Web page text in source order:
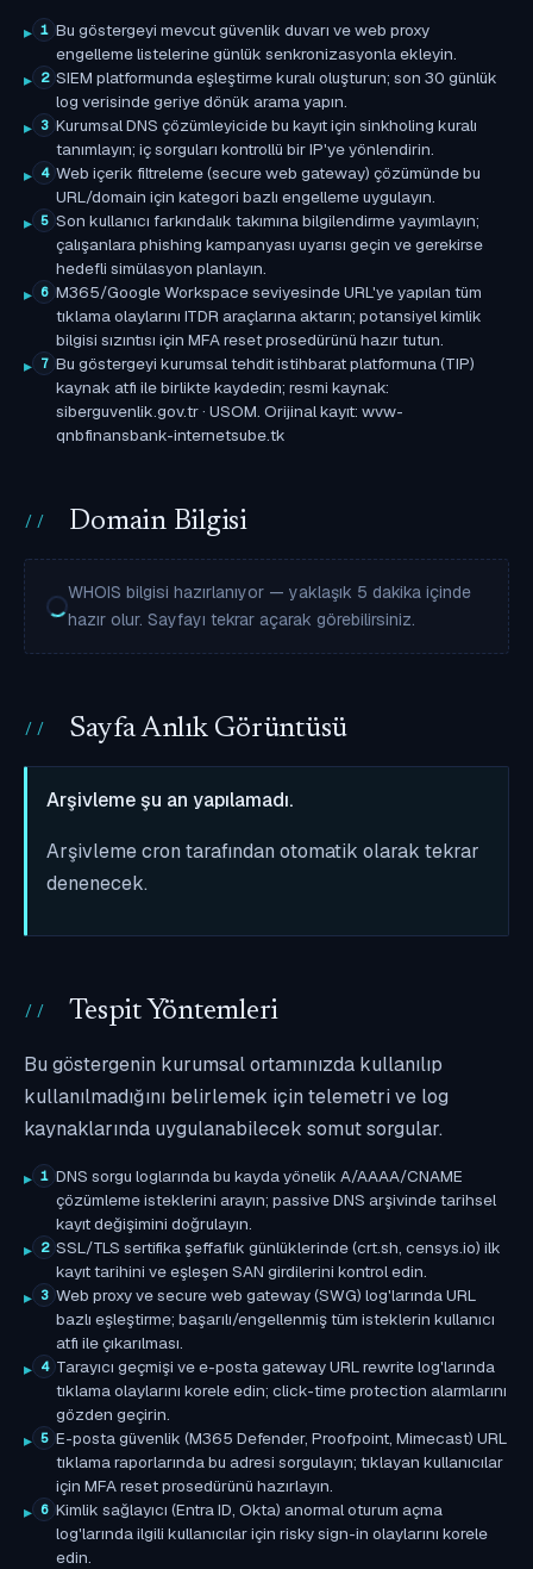
1 Bu göstergeyi mevcut güvenlik duvarı ve web proxy
engelleme listelerine günlük senkronizasyonla ekleyin.
2 SIEM platformunda eşleştirme kuralı oluşturun; son 30 günlük
log verisinde geriye dönük arama yapın.
3 Kurumsal DNS çözümleyicide bu kayıt için sinkholing kuralı
tanımlayın; iç sorguları kontrollü bir IP'ye yönlendirin.
4 Web içerik filtreleme (secure web gateway) çözümünde bu
URL/domain için kategori bazlı engelleme uygulayın.
5 Son kullanıcı farkındalık takımına bilgilendirme yayımlayın;
çalışanlara phishing kampanyası uyarısı geçin ve gerekirse
hedefli simülasyon planlayın.
6 M365/Google Workspace seviyesinde URL'ye yapılan tüm
tıklama olaylarını ITDR araçlarına aktarın; potansiyel kimlik
bilgisi sızıntısı için MFA reset prosedürünü hazır tutun.
7 Bu göstergeyi kurumsal tehdit istihbarat platformuna (TIP)
kaynak atfı ile birlikte kaydedin; resmi kaynak:
siberguvenlik.gov.tr · USOM. Orijinal kayıt: wvw-
qnbfinansbank-internetsube.tk
Domain Bilgisi
WHOIS bilgisi hazırlanıyor — yaklaşık 5 dakika içinde
hazır olur. Sayfayı tekrar açarak görebilirsiniz.
Sayfa Anlık Görüntüsü
Arşivleme şu an yapılamadı.
Arşivleme cron tarafından otomatik olarak tekrar
denenecek.
Tespit Yöntemleri
Bu göstergenin kurumsal ortamınızda kullanılıp
kullanılmadığını belirlemek için telemetri ve log
kaynaklarında uygulanabilecek somut sorgular.
1 DNS sorgu loglarında bu kayda yönelik A/AAAA/CNAME
çözümleme isteklerini arayın; passive DNS arşivinde tarihsel
kayıt değişimini doğrulayın.
2 SSL/TLS sertifika şeffaflık günlüklerinde (crt.sh, censys.io) ilk
kayıt tarihini ve eşleşen SAN girdilerini kontrol edin.
3 Web proxy ve secure web gateway (SWG) log'larında URL
bazlı eşleştirme; başarılı/engellenmiş tüm isteklerin kullanıcı
atfı ile çıkarılması.
4 Tarayıcı geçmişi ve e-posta gateway URL rewrite log'larında
tıklama olaylarını korele edin; click-time protection alarmlarını
gözden geçirin.
5 E-posta güvenlik (M365 Defender, Proofpoint, Mimecast) URL
tıklama raporlarında bu adresi sorgulayın; tıklayan kullanıcılar
için MFA reset prosedürünü hazırlayın.
6 Kimlik sağlayıcı (Entra ID, Okta) anormal oturum açma
log'larında ilgili kullanıcılar için risky sign-in olaylarını korele
edin.